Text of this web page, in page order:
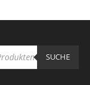
SUCHE